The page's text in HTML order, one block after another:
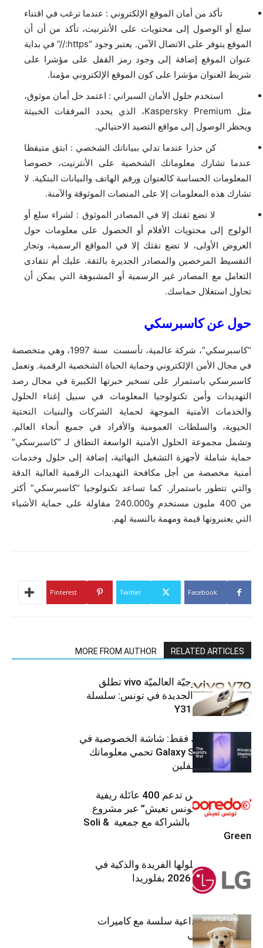
تأكد من أمان الموقع الإلكتروني : عندما ترغب في اقتناء
سلع أو الوصول إلى محتويات على الأنترنيت، تأكد من أن أن
الموقع يتوفر على الاتصال الآمن. يعتبر وجود “https://” في بداية
عنوان الموقع إضافة إلى وجود رمز القفل على مؤشرا على
شريط العنوان مؤشرا على كون الموقع الإلكتروني مؤمنا.
استخدم حلول الأمان السبراني : اعتمد حل أمان موثوق،
مثل Kaspersky Premium، الذي يحدد المرفقات الخبيثة
ويحظر الوصول إلى مواقع التصيد الاحتيالي.
كن حذرا عندما تدلي ببياناتك الشخصي : ابتق متيقظا
عندما تشارك معلوماتك الشخصية على الأنترنيت، خصوصا
المعلومات الحساسة كالعنوان ورقم الهاتف والبيانات البنكية. لا
تشارك هذه المعلومات إلا على المنصات الموثوقة والآمنة.
لا تضع ثقتك إلا في المصادر الموثوق : لشراء سلع أو
الولوج إلى محتويات الأفلام أو الحصول على معلومات حول
العروض الأولى، لا تضع تقثك إلا في المواقع الرسمية، وتجار
التقسيط المرخصين والمصادر الجديرة بالثقة. عليك أم تتفادى
التعامل مع المصادر غير الرسمية أو المشبوهة التي يمكن أن
تحاول استغلال حماسك.
حول عن كاسبرسكي
“كاسبرسكي”، شركة عالمية، تأسست سنة 1997، وهي متخصصة
في مجال الأمن الإلكتروني وحماية الحياة الشخصية الرقمية. وتعمل
كاسبرسكي باستمرار على تسخير خبرتها الكبيرة في مجال رصد
التهديدات وأمن تكنولوجيا المعلومات في سبيل إغناء الحلول
والخدمات الأمنية الموجهة لحماية الشركات والبنيات التحتية
الحيوية، والسلطات العمومية والأفراد في جميع أنحاء العالم.
وتشمل مجموعة الحلول الأمنية الواسعة النطاق لـ “كاسبرسكي”
حماية شاملة لأجهزة التشغيل النهائية، إضافة إلى حلول وخدمات
أمنية مخصصة من أجل مكافحة التهديدات الرقمية العالية الدقة
والتي تتطور باستمرار. كما تساعد تكنولوجيا “كاسبرسكي” أكثر
من 400 مليون مستخدم و240.000 مقاولة على حماية الأشياء
التي يعتبرونها قيمة ومهمة بالنسبة لهم.
Facebook
Twitter
Pinterest
RELATED ARTICLES
MORE FROM AUTHOR
العلامة التّكنولوجيّة العالميّة vivo تطلق
هواتفها الذكيّة الجديدة في تونس: سلسلة
V70 وسلسلة Y31
شاشتك، لعينيك فقط: شاشة الخصوصية في
جهاز Galaxy S26 Ultra تحمي معلوماتك
من أعين المتطفلين
Ooredoo تونس تدعم 400 عائلة ريفية
ضمن برنامج “تونس تعيش” عبر مشروع
تنموي مستدام بالشراكة مع جمعية Soli &
Green
إل جي تقدم حلولها الفريدة والذكية في
معرض (KBIS) 2026 بفلوريدا
قريباً: تجربة إبداعية سلسة مع كاميرات
أجهزة جالاكسي